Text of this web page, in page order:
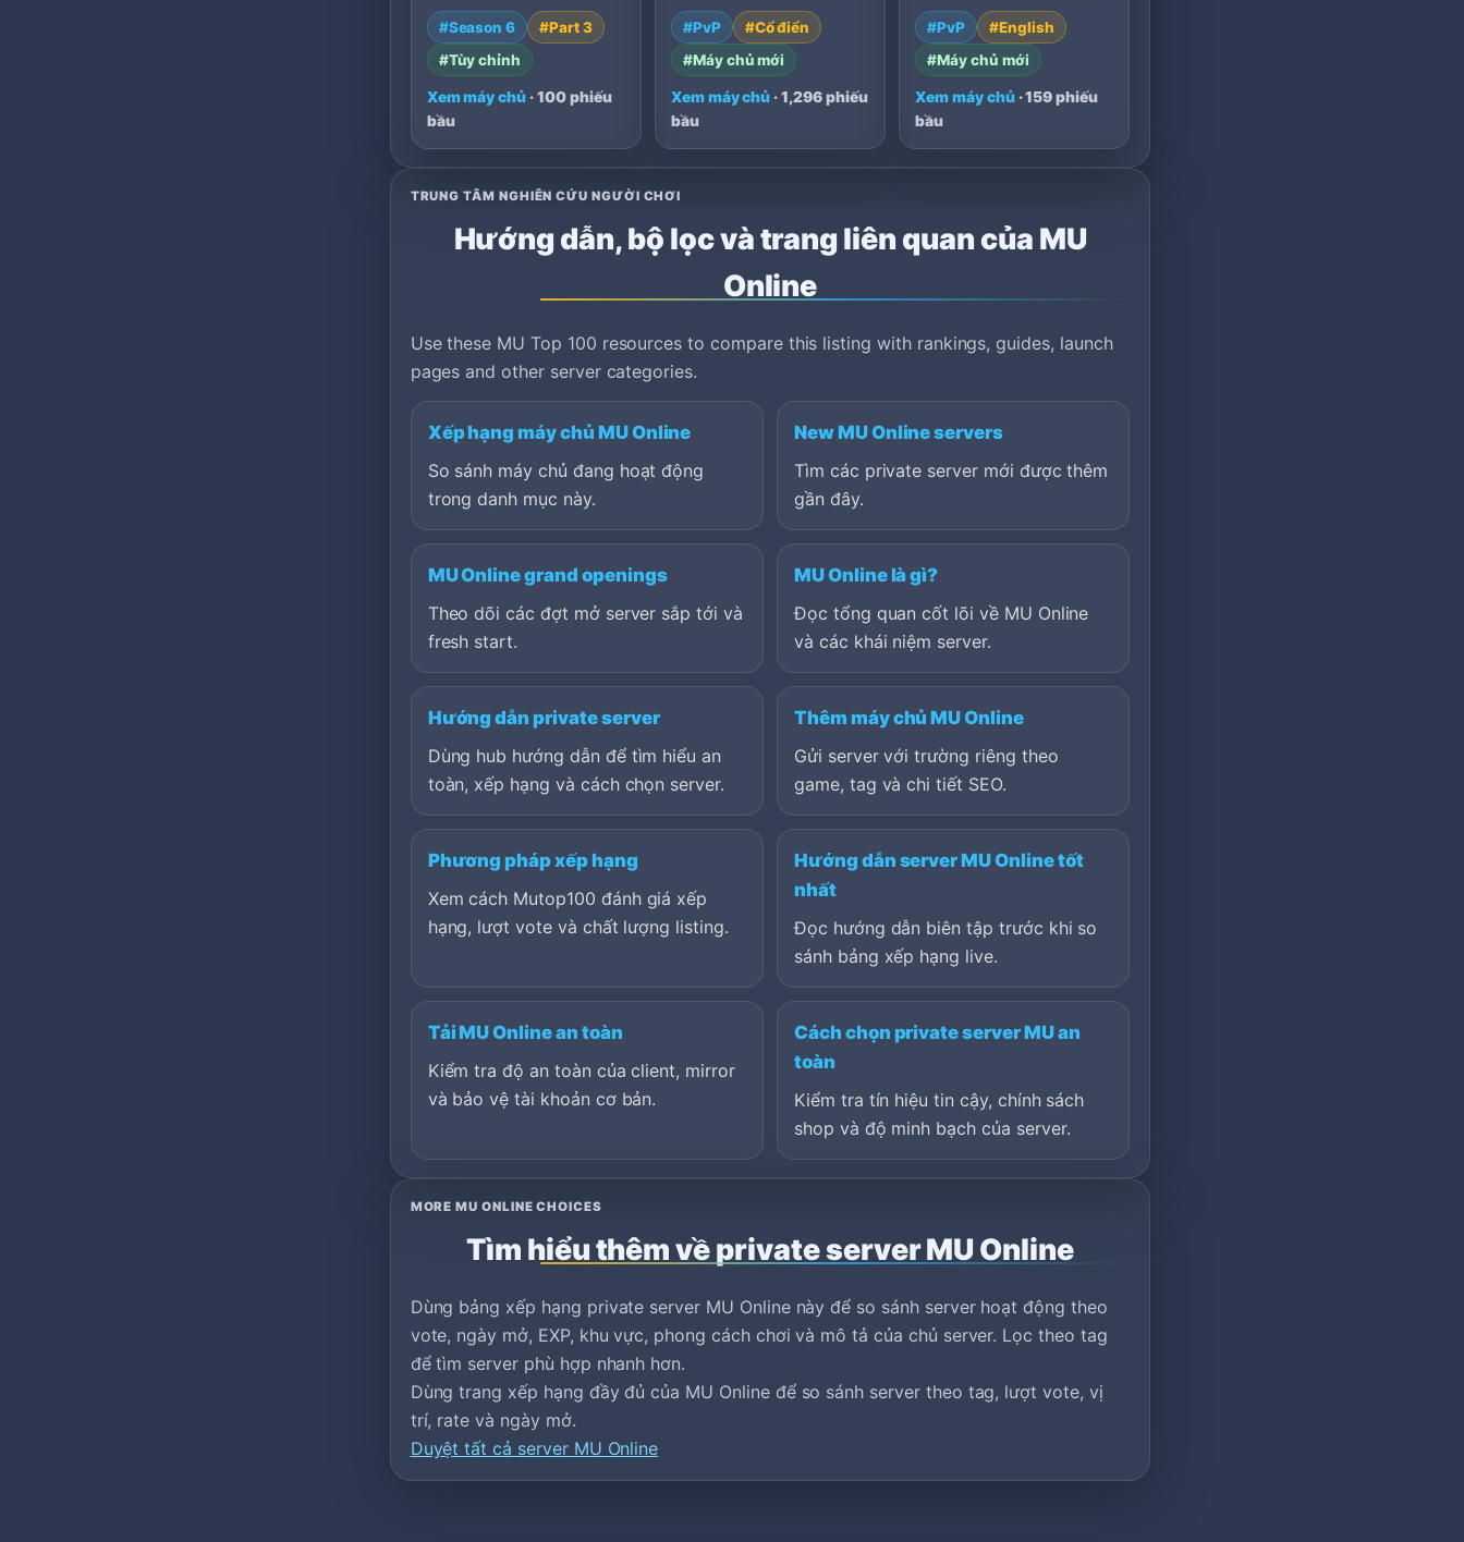
3 Part 18. We offer a unique
high-rate x1000 gaming…
#Season 6
#Part 3
#Tùy chỉnh
Xem máy chủ · 100 phiếu
bầu
season yet. Create your
character, level up fast,
fin…
#PvP
#Cổ điển
#Máy chủ mới
Xem máy chủ · 1,296 phiếu
bầu
multi-rate servers (5000x
Purge). Free to Pla…
#PvP
#English
#Máy chủ mới
Xem máy chủ· 159 phiếu
bầu
TRUNG TÂM NGHIÊN CỨU NGƯỜI CHƠI
Hướng dẫn, bộ lọc và trang liên quan của MU
Online
Use these MU Top 100 resources to compare this listing with rankings, guides, launch
pages and other server categories.
Xếp hạng máy chủ MU Online
So sánh máy chủ đang hoạt động
trong danh mục này.
New MU Online servers
Tìm các private server mới được thêm
gần đây.
MU Online grand openings
Theo dõi các đợt mở server sắp tới và
fresh start.
MU Online là gì?
Đọc tổng quan cốt lõi về MU Online
và các khái niệm server.
Hướng dẫn private server
Dùng hub hướng dẫn để tìm hiểu an
toàn, xếp hạng và cách chọn server.
Thêm máy chủ MU Online
Gửi server với trường riêng theo
game, tag và chi tiết SEO.
Phương pháp xếp hạng
Xem cách Mutop100 đánh giá xếp
hạng, lượt vote và chất lượng listing.
Hướng dẫn server MU Online tốt
nhất
Đọc hướng dẫn biên tập trước khi so
sánh bảng xếp hạng live.
Tải MU Online an toàn
Kiểm tra độ an toàn của client, mirror
và bảo vệ tài khoản cơ bản.
Cách chọn private server MU an
toàn
Kiểm tra tín hiệu tin cậy, chính sách
shop và độ minh bạch của server.
MORE MU ONLINE CHOICES
Tìm hiểu thêm về private server MU Online
Dùng bảng xếp hạng private server MU Online này để so sánh server hoạt động theo
vote, ngày mở, EXP, khu vực, phong cách chơi và mô tả của chủ server. Lọc theo tag
để tìm server phù hợp nhanh hơn.
Dùng trang xếp hạng đầy đủ của MU Online để so sánh server theo tag, lượt vote, vị
trí, rate và ngày mở.
Duyệt tất cả server MU Online